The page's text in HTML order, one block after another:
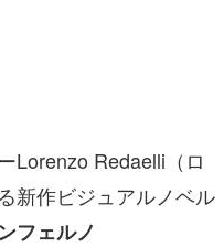
Lorenzo Redaelli（ロ
新作ビジュアルノベル
フェルノ